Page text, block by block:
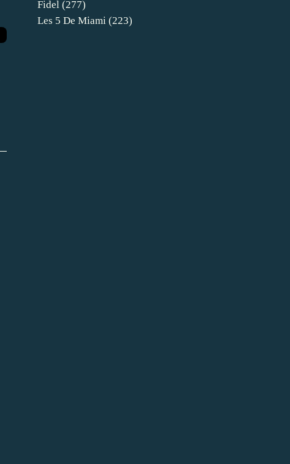
Fidel (277)
Les 5 De Miami (223)